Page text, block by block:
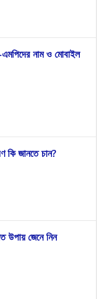
এমপিদের নাম ও মোবাইল
কি জানতে চান?
উপায় জেনে নিন